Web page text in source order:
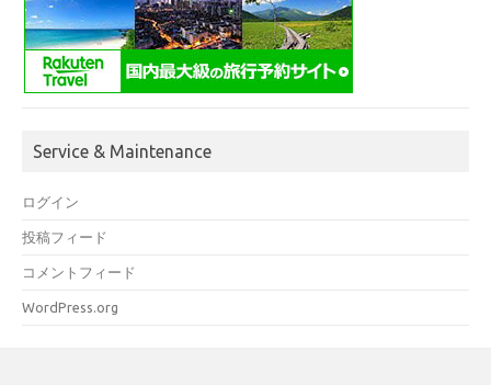
Service & Maintenance
ログイン
投稿フィード
コメントフィード
WordPress.org